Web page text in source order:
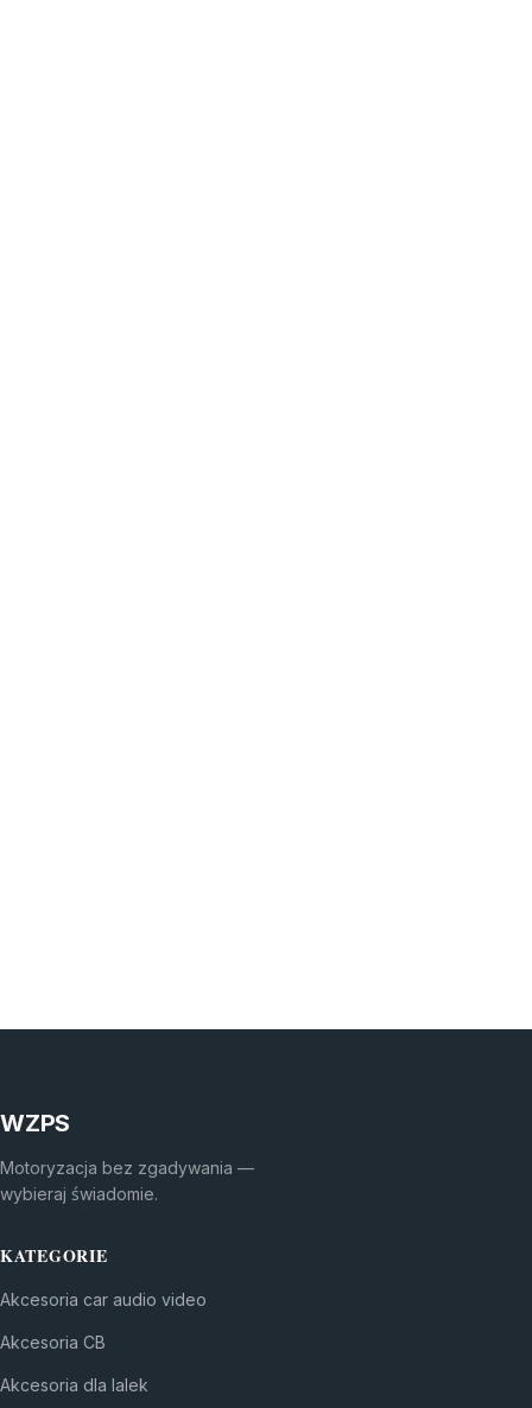
WZPS
Motoryzacja bez zgadywania —
wybieraj świadomie.
KATEGORIE
Akcesoria car audio video
Akcesoria CB
Akcesoria dla lalek